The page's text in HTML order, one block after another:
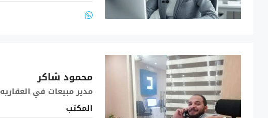
محمود شاكر
مدير مبيعات في العقاريه
المكتب